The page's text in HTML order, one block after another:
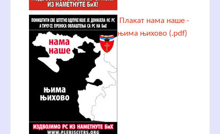
Плакат нама наше -
њима њихово (.pdf)